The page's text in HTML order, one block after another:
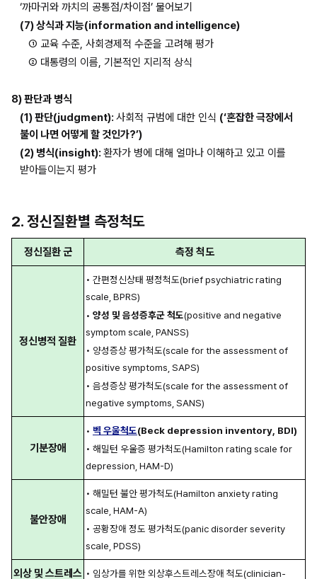
‘까마귀와 까치의 공통점/차이점’ 물어보기
(7) 상식과 지능(information and intelligence)
① 교육 수준, 사회경제적 수준을 고려해 평가
② 대통령의 이름, 기본적인 지리적 상식
8) 판단과 병식
(1) 판단(judgment): 사회적 규범에 대한 인식 (‘혼잡한 극장에서
불이 나면 어떻게 할 것인가?’)
(2) 병식(insight): 환자가 병에 대해 얼마나 이해하고 있고 이를
받아들이는지 평가
2. 정신질환별 측정척도
정신질환 군 측정 척도
정신병적 질환
• 간편정신상태 평정척도(brief psychiatric rating
scale, BPRS)
• 양성 및 음성증후군 척도(positive and negative
symptom scale, PANSS)
• 양성증상 평가척도(scale for the assessment of
positive symptoms, SAPS)
• 음성증상 평가척도(scale for the assessment of
negative symptoms, SANS)
기분장애
• 벡 우울척도(Beck depression inventory, BDI)
• 해밀턴 우울증 평가척도(Hamilton rating scale for
depression, HAM-D)
불안장애
• 해밀턴 불안 평가척도(Hamilton anxiety rating
scale, HAM-A)
• 공황장애 정도 평가척도(panic disorder severity
scale, PDSS)
외상 및 스트레스 • 임상가를 위한 외상후스트레스장애 척도(clinician-